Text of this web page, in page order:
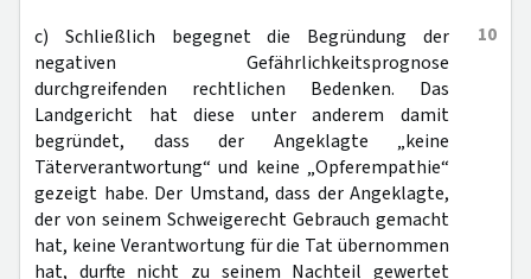
10
c) Schließlich begegnet die Begründung der
negativen Gefährlichkeitsprognose
durchgreifenden rechtlichen Bedenken. Das
Landgericht hat diese unter anderem damit
begründet, dass der Angeklagte „keine
Täterverantwortung“ und keine „Opferempathie“
gezeigt habe. Der Umstand, dass der Angeklagte,
der von seinem Schweigerecht Gebrauch gemacht
hat, keine Verantwortung für die Tat übernommen
hat, durfte nicht zu seinem Nachteil gewertet